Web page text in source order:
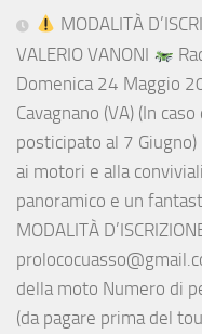
MODALITÀ
VALERIO VANONI
Domenica 24 Maggio
Cavagnano (VA) (In
posticipato al 7
ai motori e alla
panoramico e un
MODALITÀ
della moto Numero di
(da pagare prima del